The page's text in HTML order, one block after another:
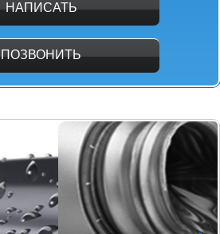
НАПИСАТЬ
ПОЗВОНИТЬ